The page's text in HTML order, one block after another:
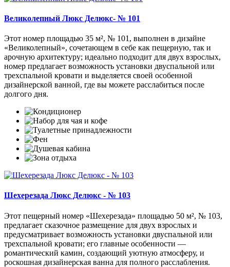
Великолепный Люкс Делюкс- № 101
Этот номер площадью 35 м², № 101, выполнен в дизайне
«Великолепный», сочетающем в себе как пещерную, так и
арочную архитектуру; идеально подходит для двух взрослых,
номер предлагает возможность установки двуспальной или
трехспальной кровати и выделяется своей особенной
дизайнерской ванной, где вы можете расслабиться после
долгого дня.
Шехерезада Люкс Делюкс - № 103
Этот пещерный номер «Шехерезада» площадью 50 м², № 103,
предлагает сказочное размещение для двух взрослых и
предусматривает возможность установки двуспальной или
трехспальной кровати; его главные особенности —
романтический камин, создающий уютную атмосферу, и
роскошная дизайнерская ванна для полного расслабления.